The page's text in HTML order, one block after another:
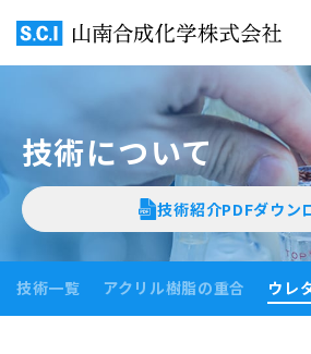
技術について
技術紹介PDFダウン
技術一覧 アクリル樹脂の重合 ウレ